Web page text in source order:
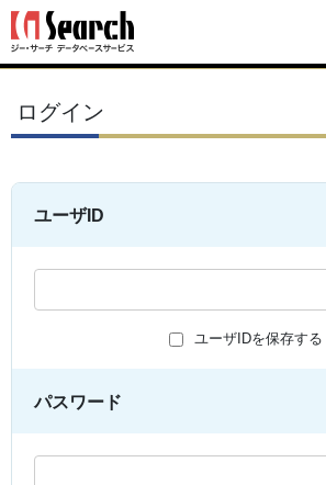
ログイン
ユーザID
ユーザIDを保存する
パスワード